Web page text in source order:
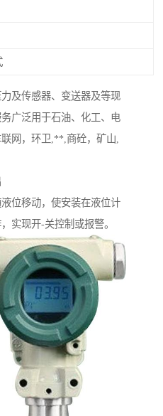
及传感器、变送器及等现
广泛用于石油、化工、电
网，环卫,**,商砼，矿山,
位移动，使安装在液位计
实现开-关控制或报警。